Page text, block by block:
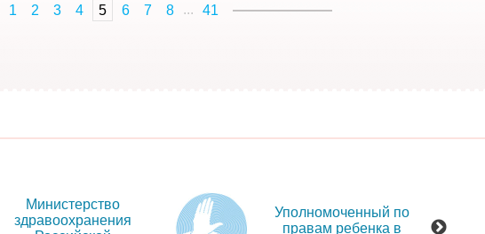
1 2 3 4 5 6 7 8 ... 41
Министерство
здравоохранения
Уполномоченный по
правам ребенка в